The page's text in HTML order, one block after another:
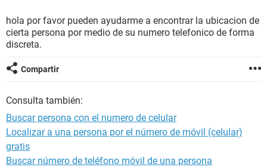
hola por favor pueden ayudarme a encontrar la ubicacion de
cierta persona por medio de su numero telefonico de forma
discreta.
Compartir
Consulta también:
Buscar persona con el numero de celular
Localizar a una persona por el número de móvil (celular)
gratis
Buscar número de teléfono móvil de una persona